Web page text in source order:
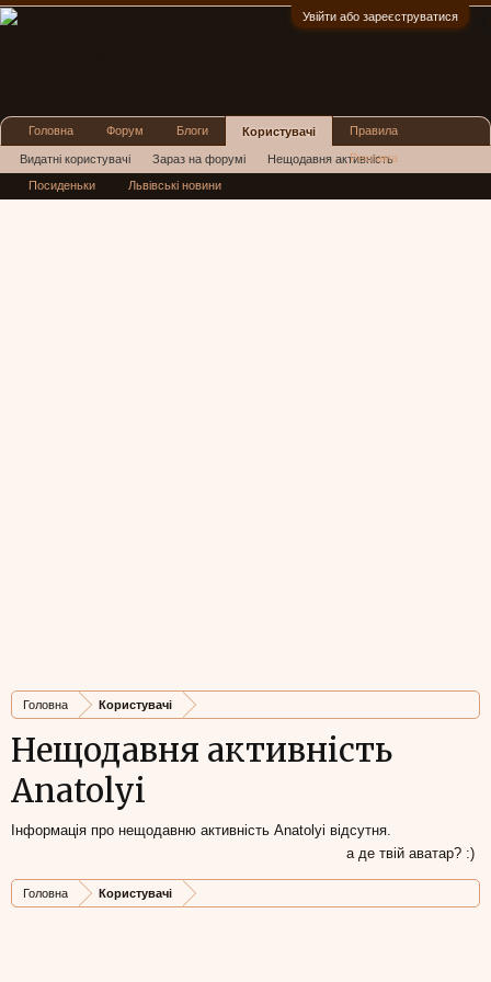
Увійти або зареєструватися
Головна Користувачі
Нещодавня активність
Anatolyi
Інформація про нещодавню активність Anatolyi відсутня.
а де твій аватар? :)
Головна Користувачі
Головна Форум Блоги Користувачі
Видатні користувачі Зараз на форумі Нещодавня активність
Нові повідомлення профілю
Правила
Реклама
Посиденьки Львівські новини